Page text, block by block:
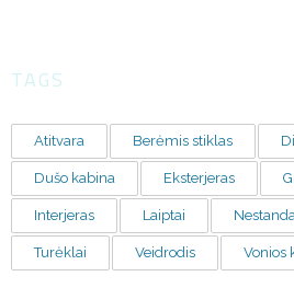
TAGS
Atitvara Berėmis stiklas
Dušo kabina Eksterjeras
Interjeras Laiptai
Turėklai Veidrodis Vonios